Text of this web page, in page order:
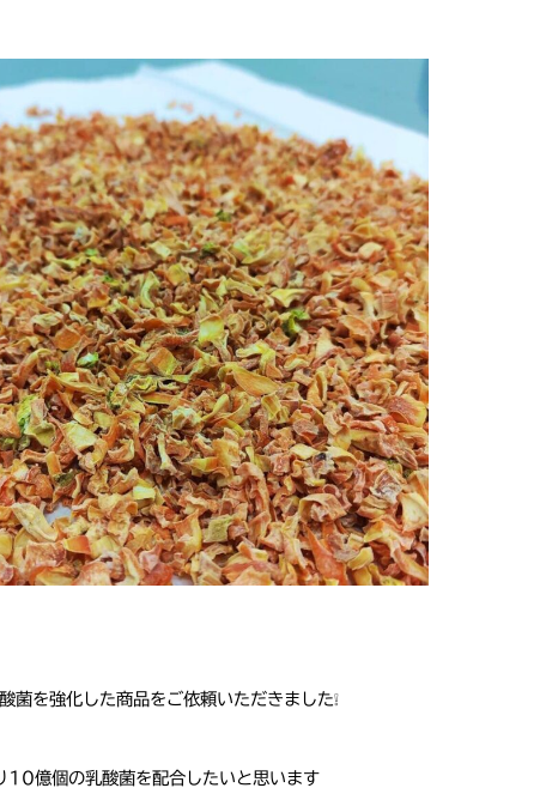
菌を強化した商品をご依頼いただきました❕
億個の乳酸菌を配合したいと思います‍